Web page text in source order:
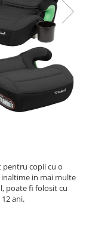
pentru copii cu o
in mai multe
poate fi folosit cu
ani.